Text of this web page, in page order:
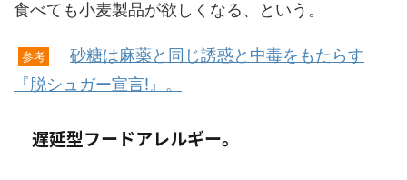
食べても小麦製品が欲しくなる、という。
参考
砂糖は麻薬と同じ誘惑と中毒をもたらす
『脱シュガー宣言!』。
遅延型フードアレルギー。